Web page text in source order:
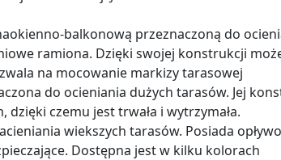
balkonową przeznaczoną do
ramiona. Dzięki swojej konstrukcji
na mocowanie markizy tarasowej
do ocieniania dużych tarasów. Jej
czemu jest trwała i wytrzymała.
wiekszych tarasów. Posiada
Dostępna jest w kilku kolorach